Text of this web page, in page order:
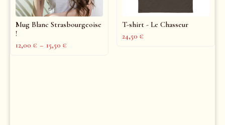
Mug Blanc Strasbourgeoise
!
12,00 € – 15,50 €
T-shirt - Le Chasseur
24,50 €